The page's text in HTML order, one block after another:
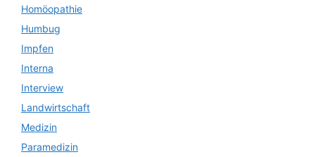
Homöopathie
Humbug
Impfen
Interna
Interview
Landwirtschaft
Medizin
Paramedizin